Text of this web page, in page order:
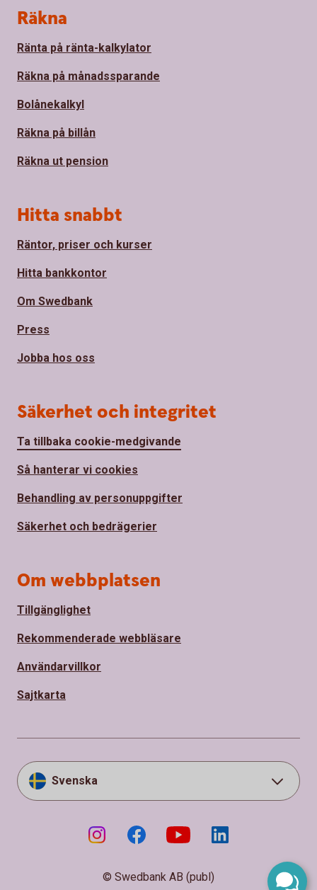
Sidfot
Räkna
Ränta på ränta-kalkylator
Räkna på månadssparande
Bolånekalkyl
Räkna på billån
Räkna ut pension
Hitta snabbt
Räntor, priser och kurser
Hitta bankkontor
Om Swedbank
Press
Jobba hos oss
Säkerhet och integritet
Ta tillbaka cookie-medgivande
Så hanterar vi cookies
Behandling av personuppgifter
Säkerhet och bedrägerier
Om webbplatsen
Tillgänglighet
Rekommenderade webbläsare
Användarvillkor
Sajtkarta
Svenska
© Swedbank AB (publ)